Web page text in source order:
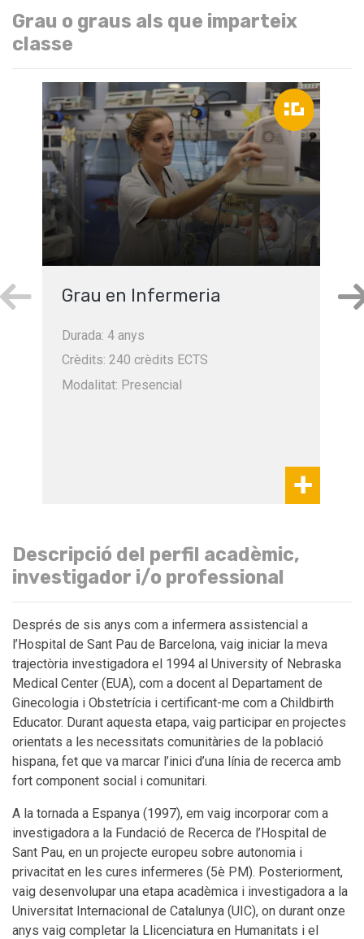
Grau o graus als que imparteix
classe
Grau en Infermeria
Durada: 4 anys
Crèdits: 240 crèdits ECTS
Modalitat: Presencial
Descripció del perfil acadèmic,
investigador i/o professional
Després de sis anys com a infermera assistencial a
l’Hospital de Sant Pau de Barcelona, vaig iniciar la meva
trajectòria investigadora el 1994 al University of Nebraska
Medical Center (EUA), com a docent al Departament de
Ginecologia i Obstetrícia i certificant-me com a Childbirth
Educator. Durant aquesta etapa, vaig participar en projectes
orientats a les necessitats comunitàries de la població
hispana, fet que va marcar l’inici d’una línia de recerca amb
fort component social i comunitari.
A la tornada a Espanya (1997), em vaig incorporar com a
investigadora a la Fundació de Recerca de l’Hospital de
Sant Pau, en un projecte europeu sobre autonomia i
privacitat en les cures infermeres (5è PM). Posteriorment,
vaig desenvolupar una etapa acadèmica i investigadora a la
Universitat Internacional de Catalunya (UIC), on durant onze
anys vaig completar la Llicenciatura en Humanitats i el